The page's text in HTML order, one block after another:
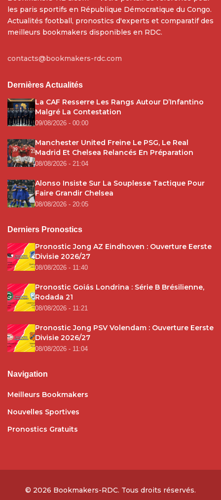
les paris sportifs en République Démocratique du Congo.
Actualités football, pronostics d'experts et comparatif des
meilleurs bookmakers disponibles en RDC.
contacts@bookmakers-rdc.com
Dernières Actualités
La CAF Resserre Les Rangs Autour D’Infantino
Malgré La Contestation
09/08/2026 - 00:00
Manchester United Freine Le PSG, Le Real
Madrid Et Chelsea Relancés En Préparation
08/08/2026 - 21:04
Alonso Insiste Sur La Souplesse Tactique Pour
Faire Grandir Chelsea
08/08/2026 - 20:05
Derniers Pronostics
Pronostic Jong AZ Eindhoven : Ouverture Eerste
Divisie 2026/27
08/08/2026 - 11:40
Pronostic Goiás Londrina : Série B Brésilienne,
Rodada 21
08/08/2026 - 11:21
Pronostic Jong PSV Volendam : Ouverture Eerste
Divisie 2026/27
08/08/2026 - 11:04
Navigation
Meilleurs Bookmakers
Nouvelles Sportives
Pronostics Gratuits
© 2026 Bookmakers-RDC. Tous droits réservés.